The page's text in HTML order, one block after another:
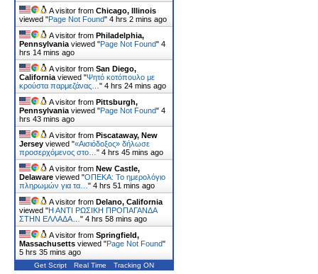
A visitor from Chicago, Illinois
viewed "Page Not Found" 4 hrs 2 mins ago
A visitor from Philadelphia,
Pennsylvania viewed "Page Not Found" 4
hrs 14 mins ago
A visitor from San Diego,
California viewed "Ψητό κοτόπουλο με
κρούστα παρμεζάνας… " 4 hrs 24 mins ago
A visitor from Pittsburgh,
Pennsylvania viewed "Page Not Found" 4
hrs 43 mins ago
A visitor from Piscataway, New
Jersey viewed "«Αισιόδοξος» δήλωσε
προσερχόμενος στο… " 4 hrs 45 mins ago
A visitor from New Castle,
Delaware viewed "ΟΠΕΚΑ: Το ημερολόγιο
πληρωμών για τα… " 4 hrs 52 mins ago
A visitor from Delano, California
viewed "Η ΑΝΤΙ ΡΩΣΙΚΗ ΠΡΟΠΑΓΑΝΔΑ
ΣΤΗΝ ΕΛΛΑΔΑ… " 4 hrs 58 mins ago
A visitor from Springfield,
Massachusetts viewed "Page Not Found"
5 hrs 36 mins ago
Get Script Real Time Tracking ON